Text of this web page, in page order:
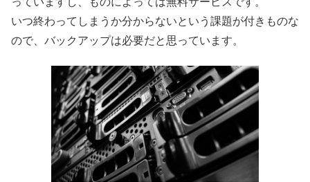
いつ終わってしまうか分からないという課題が付きものな
ので、バックアップは必要だと思っています。